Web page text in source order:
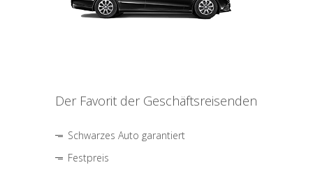
Der Favorit der Geschäftsreisenden
Schwarzes Auto garantiert
Festpreis